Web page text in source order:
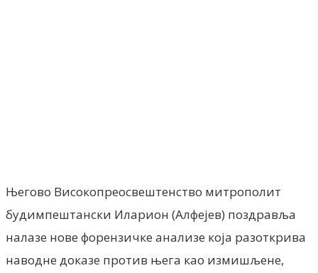
Његово Високопреосвештенство митрополит
будимпештански Иларион (Алфејев) поздравља
налазе нове форензичке анализе која разоткрива
наводне доказе против њега као измишљене,